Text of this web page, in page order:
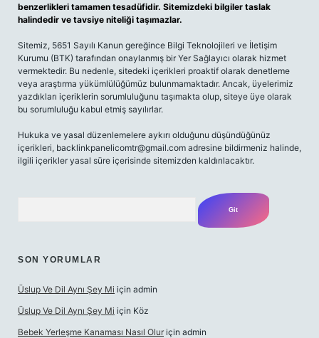
benzerlikleri tamamen tesadüfidir. Sitemizdeki bilgiler taslak
halindedir ve tavsiye niteliği taşımazlar.
Sitemiz, 5651 Sayılı Kanun gereğince Bilgi Teknolojileri ve İletişim
Kurumu (BTK) tarafından onaylanmış bir Yer Sağlayıcı olarak hizmet
vermektedir. Bu nedenle, sitedeki içerikleri proaktif olarak denetleme
veya araştırma yükümlülüğümüz bulunmamaktadır. Ancak, üyelerimiz
yazdıkları içeriklerin sorumluluğunu taşımakta olup, siteye üye olarak
bu sorumluluğu kabul etmiş sayılırlar.
Hukuka ve yasal düzenlemelere aykırı olduğunu düşündüğünüz
içerikleri, backlinkpanelicomtr@gmail.com adresine bildirmeniz halinde,
ilgili içerikler yasal süre içerisinde sitemizden kaldırılacaktır.
SON YORUMLAR
Üslup Ve Dil Aynı Şey Mi için admin
Üslup Ve Dil Aynı Şey Mi için Köz
Bebek Yerleşme Kanaması Nasıl Olur için admin